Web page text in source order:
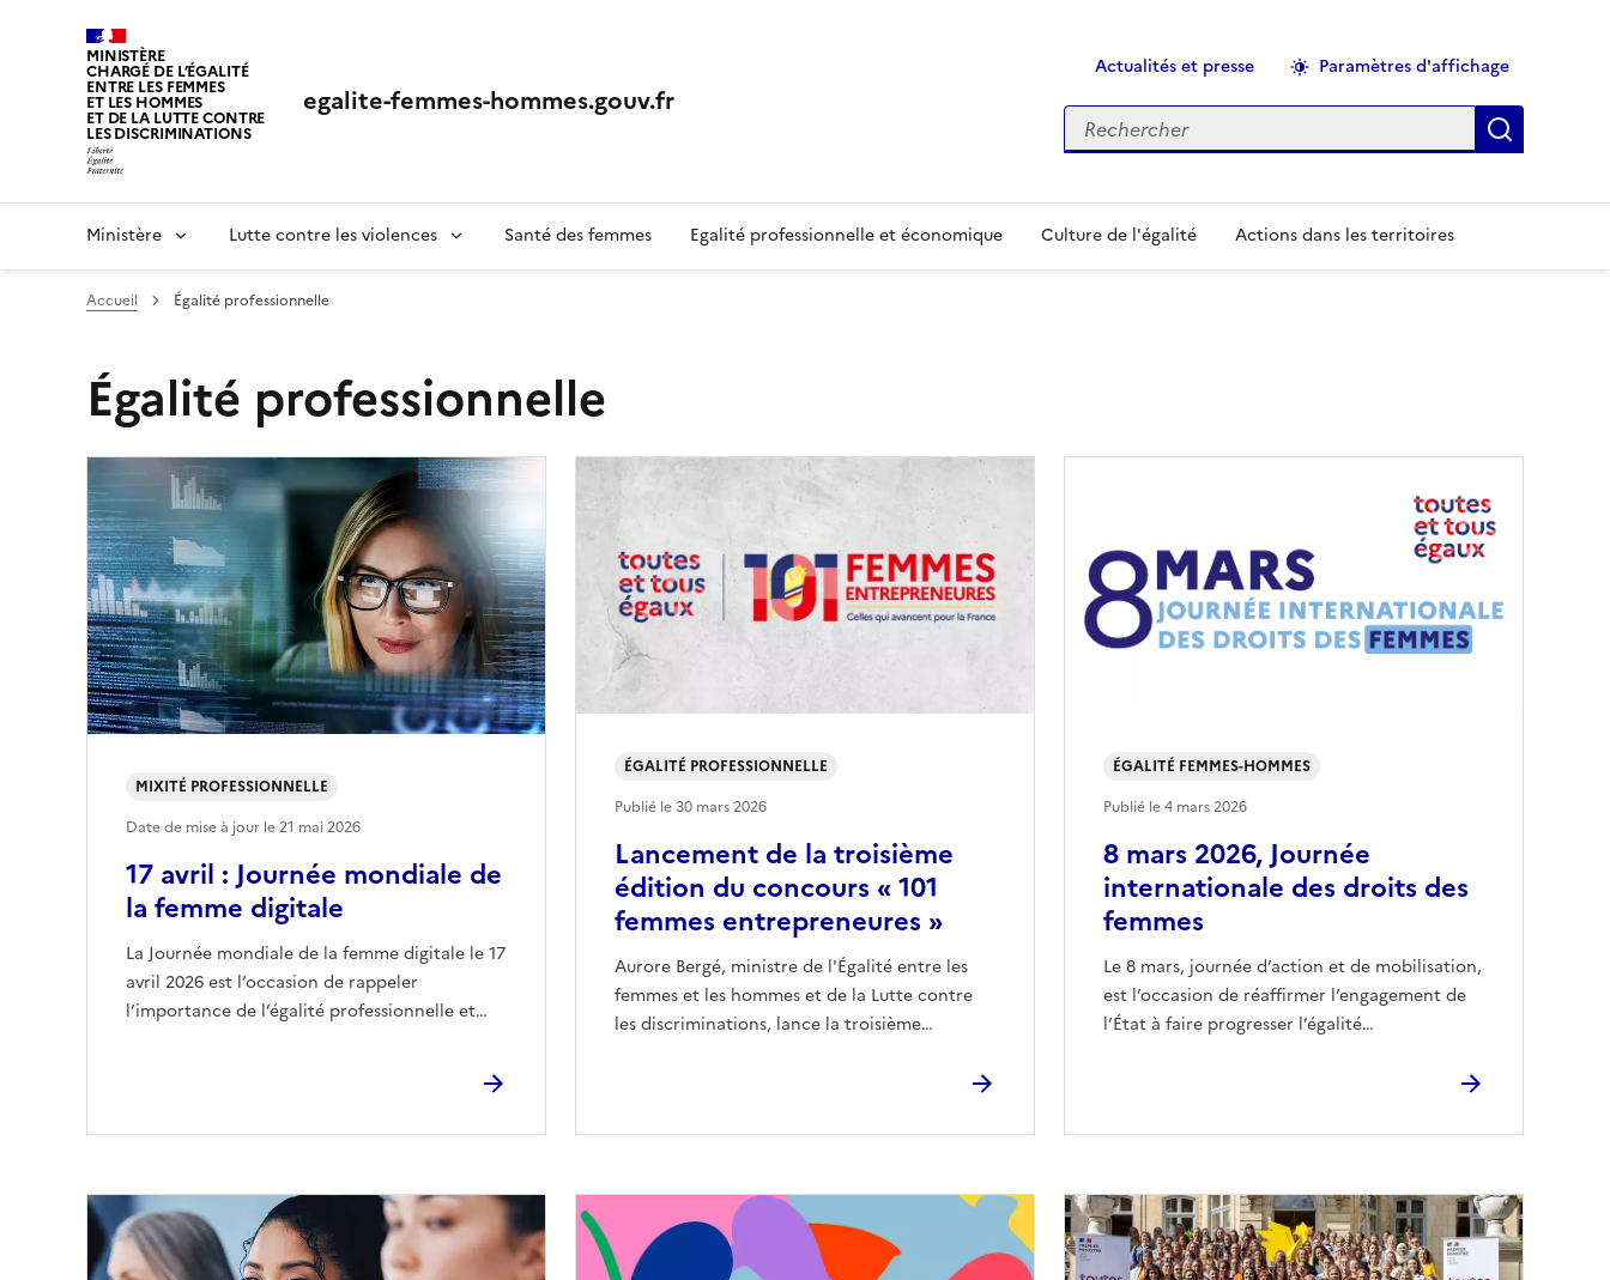
MINISTÈRE
CHARGÉ DE L’ÉGALITÉ
ENTRE LES FEMMES
ET LES HOMMES
ET DE LA LUTTE CONTRE
LES DISCRIMINATIONS
egalite-femmes-hommes.gouv.fr
Actualités et presse Paramètres d'affichage
Rechercher
Ministère Lutte contre les violences Santé des femmes Egalité professionnelle et économique Culture de l'égalité Actions dans les territoires
Accueil Égalité professionnelle
Égalité professionnelle
17 avril : Journée mondiale de
la femme digitale
La Journée mondiale de la femme digitale le 17
avril 2026 est l’occasion de rappeler
l’importance de l’égalité professionnelle et…
MIXITÉ PROFESSIONNELLE
Date de mise à jour le21 mai 2026
Lancement de la troisième
édition du concours « 101
femmes entrepreneures »
Aurore Bergé, ministre de l'Égalité entre les
femmes et les hommes et de la Lutte contre
les discriminations, lance la troisième…
ÉGALITÉ PROFESSIONNELLE
Publié le30 mars 2026
8 mars 2026, Journée
internationale des droits des
femmes
Le 8 mars, journée d’action et de mobilisation,
est l’occasion de réaffirmer l’engagement de
l’État à faire progresser l’égalité…
ÉGALITÉ FEMMES-HOMMES
Publié le4 mars 2026